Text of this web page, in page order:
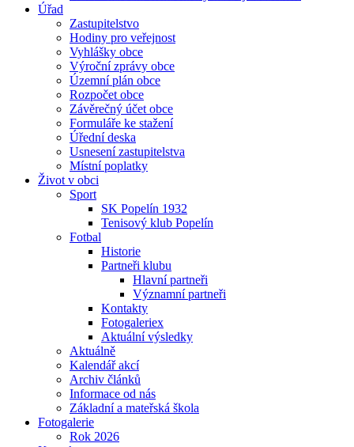
Úřad
Zastupitelstvo
Hodiny pro veřejnost
Vyhlášky obce
Výroční zprávy obce
Územní plán obce
Rozpočet obce
Závěrečný účet obce
Formuláře ke stažení
Úřední deska
Usnesení zastupitelstva
Místní poplatky
Život v obci
Sport
SK Popelín 1932
Tenisový klub Popelín
Fotbal
Historie
Partneři klubu
Hlavní partneři
Významní partneři
Kontakty
Fotogaleriex
Aktuální výsledky
Aktuálně
Kalendář akcí
Archiv článků
Informace od nás
Základní a mateřská škola
Fotogalerie
Rok 2026